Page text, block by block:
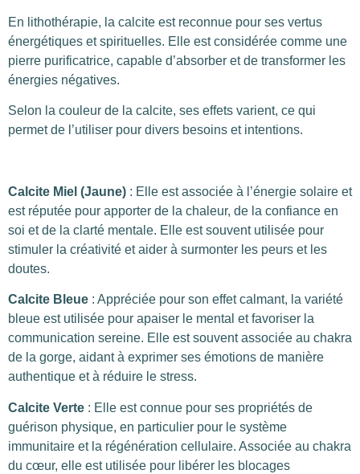
En lithothérapie, la calcite est reconnue pour ses vertus
énergétiques et spirituelles. Elle est considérée comme une
pierre purificatrice, capable d’absorber et de transformer les
énergies négatives.
Selon la couleur de la calcite, ses effets varient, ce qui
permet de l’utiliser pour divers besoins et intentions.
Calcite Miel (Jaune) : Elle est associée à l’énergie solaire et
est réputée pour apporter de la chaleur, de la confiance en
soi et de la clarté mentale. Elle est souvent utilisée pour
stimuler la créativité et aider à surmonter les peurs et les
doutes.
Calcite Bleue : Appréciée pour son effet calmant, la variété
bleue est utilisée pour apaiser le mental et favoriser la
communication sereine. Elle est souvent associée au chakra
de la gorge, aidant à exprimer ses émotions de manière
authentique et à réduire le stress.
Calcite Verte : Elle est connue pour ses propriétés de
guérison physique, en particulier pour le système
immunitaire et la régénération cellulaire. Associée au chakra
du cœur, elle est utilisée pour libérer les blocages